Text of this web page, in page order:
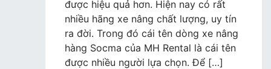
đặc
biệt
của
xe
nâng
được hiệu quả hơn. Hiện nay có rất
nhiều hãng xe nâng chất lượng, uy tín
ra đời. Trong đó cái tên dòng xe nâng
hàng Socma của MH Rental là cái tên
được nhiều người lựa chọn. Để […]